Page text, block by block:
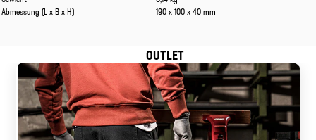
Abmessung (L x B x H)
190 x 100 x 40 mm
OUTLET